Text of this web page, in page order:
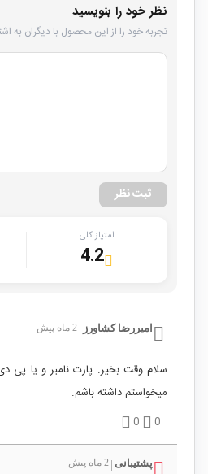
نظر خود را بنویسید
تجربه خود را از این محصول با دیگران به
ثبت نظر
امتیاز کلی
4.2
امیررضا کشاورز 2 ماه پیش
سلام وقت بخیر. پارت نامبر و یا پی
میخواستم داشته باشم.
0
0
پشتیبانی 2 ماه پیش